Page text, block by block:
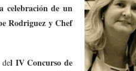
celebración de un
Rodriguez y Chef
del IV Concurso de